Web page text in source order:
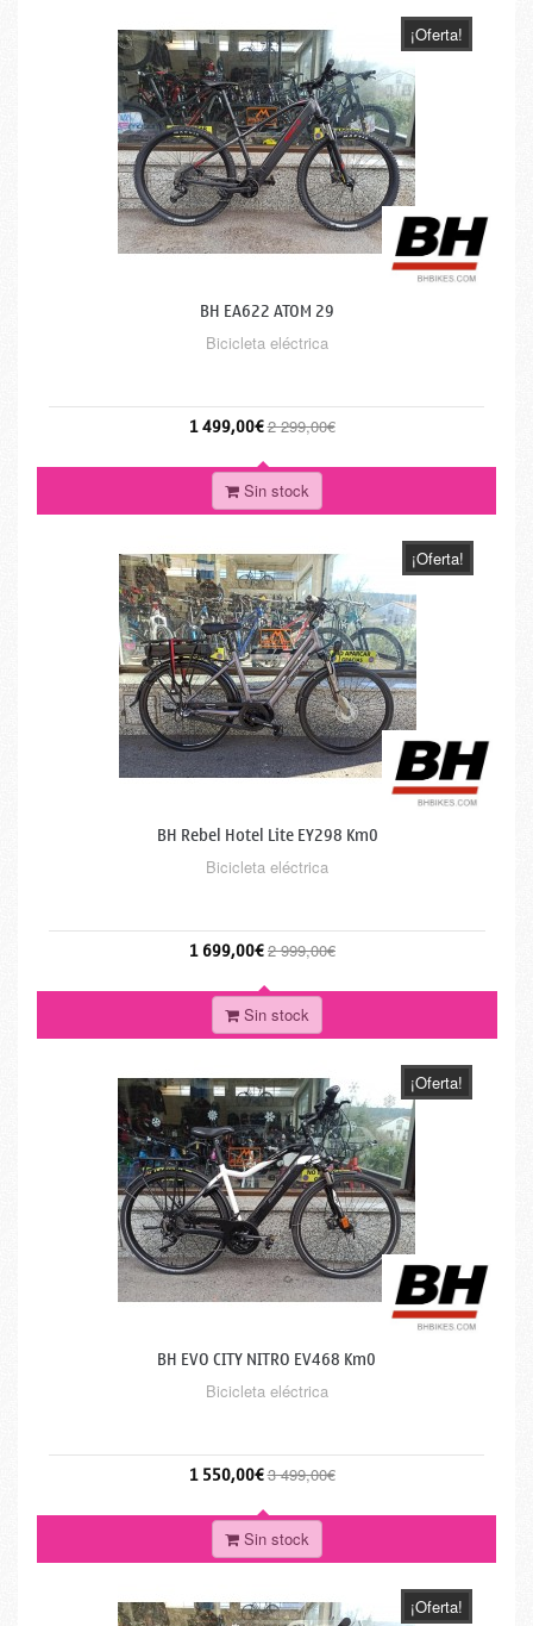
¡Oferta!
BH EA622 ATOM 29
Bicicleta eléctrica
1 499,00€2 299,00€
Sin stock
¡Oferta!
BH Rebel Hotel Lite EY298 Km0
Bicicleta eléctrica
1 699,00€2 999,00€
Sin stock
¡Oferta!
BH EVO CITY NITRO EV468 Km0
Bicicleta eléctrica
1 550,00€3 499,00€
Sin stock
¡Oferta!